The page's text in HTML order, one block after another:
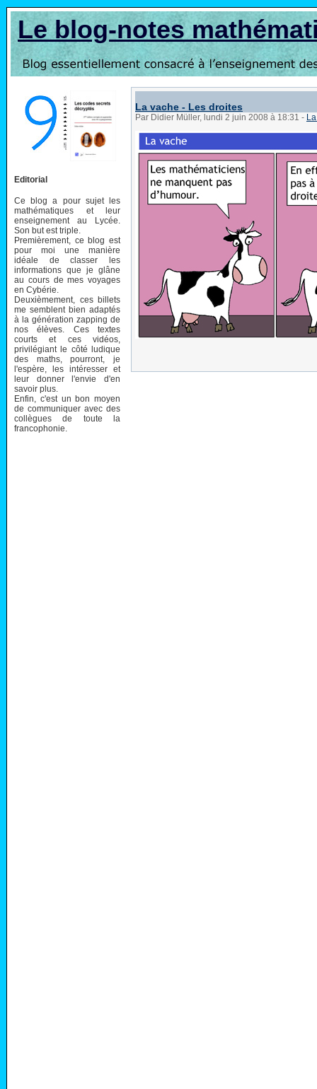
Le blog-notes
Editorial
Ce blog a pour sujet les
mathématiques et leur
enseignement au Lycée.
Son but est triple.
Premièrement, ce blog est
pour moi une manière
idéale de classer les
informations que je glâne
au cours de mes voyages
en Cybérie.
Deuxièmement, ces billets
me semblent bien adaptés
à la génération zapping de
nos élèves. Ces textes
courts et ces vidéos,
privilégiant le côté ludique
des maths, pourront, je
l'espère, les intéresser et
leur donner l'envie d'en
savoir plus.
Enfin, c'est un bon moyen
de communiquer avec des
collègues de toute la
francophonie.
La vache - Les droites
Par Didier Müller, lundi 2 juin 2008 à 18:31 -